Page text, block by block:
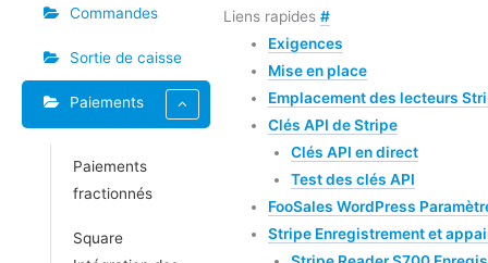
Commandes
Sortie de caisse
Paiements
Paiements
fractionnés
Square
Liens rapides #
Exigences
Mise en place
Emplacement des lecteurs
Clés API de Stripe
Clés API en direct
Test des clés API
FooSales WordPress
Stripe Enregistrement et